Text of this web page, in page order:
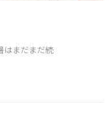
はまだまだ続